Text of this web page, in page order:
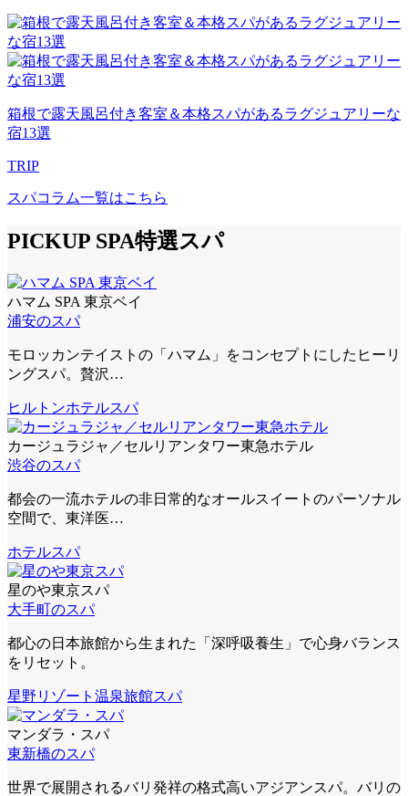
箱根で露天風呂付き客室＆本格スパがあるラグジュアリーな
宿13選
TRIP
スパコラム一覧はこちら
PICKUP SPA特選スパ
ハマム SPA 東京ベイ
浦安のスパ
モロッカンテイストの「ハマム」をコンセプトにしたヒーリ
ングスパ。贅沢…
ヒルトンホテルスパ
カージュラジャ／セルリアンタワー東急ホテル
渋谷のスパ
都会の一流ホテルの非日常的なオールスイートのパーソナル
空間で、東洋医…
ホテルスパ
星のや東京スパ
大手町のスパ
都心の日本旅館から生まれた「深呼吸養生」で心身バランス
をリセット。
星野リゾート 温泉旅館スパ
マンダラ・スパ
東新橋のスパ
世界で展開されるバリ発祥の格式高いアジアンスパ。バリの